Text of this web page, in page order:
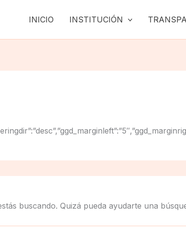
INICIO INSTITUCIÓN
buscando. Quizá pueda ayudarte una